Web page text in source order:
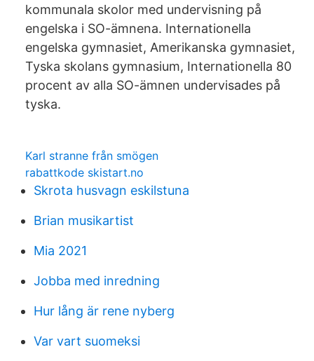
kommunala skolor med undervisning på
engelska i SO-ämnena. Internationella
engelska gymnasiet, Amerikanska gymnasiet,
Tyska skolans gymnasium, Internationella 80
procent av alla SO-ämnen undervisades på
tyska.
Karl stranne från smögen
rabattkode skistart.no
Skrota husvagn eskilstuna
Brian musikartist
Mia 2021
Jobba med inredning
Hur lång är rene nyberg
Var vart suomeksi